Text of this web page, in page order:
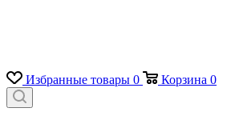
Избранные товары 0 Корзина 0